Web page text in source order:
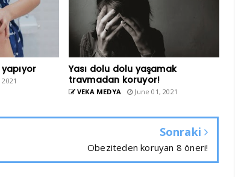
Yası dolu dolu yaşamak
travmadan koruyor!
VEKA MEDYA June 01, 2021
Sonraki
Obeziteden koruyan 8 öneri!